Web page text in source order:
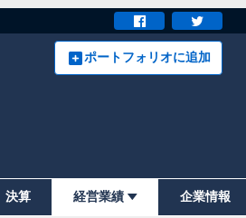
ポートフォリオに追加
決算 経営業績 企業情報